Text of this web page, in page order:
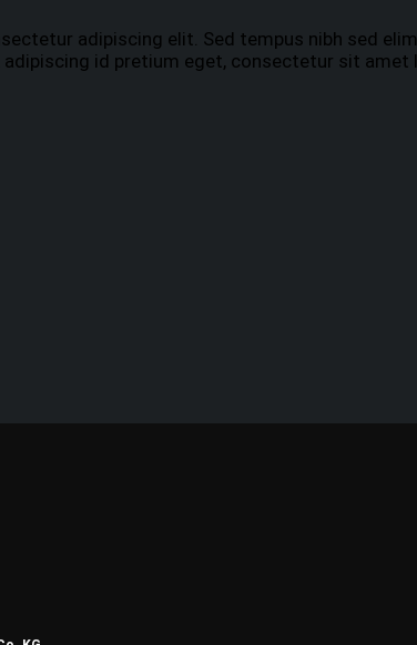
adipiscing elit. Sed tempus nibh sed
id pretium eget, consectetur sit